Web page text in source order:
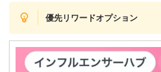
優先リワードオプション